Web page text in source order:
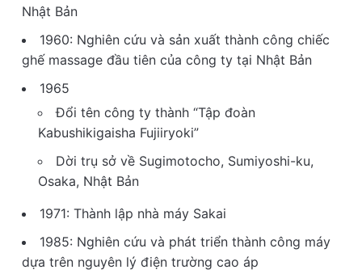
Nhật Bản
1960: Nghiên cứu và sản xuất thành công chiếc
ghế massage đầu tiên của công ty tại Nhật Bản
1965
Đổi tên công ty thành “Tập đoàn
Kabushikigaisha Fujiiryoki”
Dời trụ sở về Sugimotocho, Sumiyoshi-ku,
Osaka, Nhật Bản
1971: Thành lập nhà máy Sakai
1985: Nghiên cứu và phát triển thành công máy
dựa trên nguyên lý điện trường cao áp